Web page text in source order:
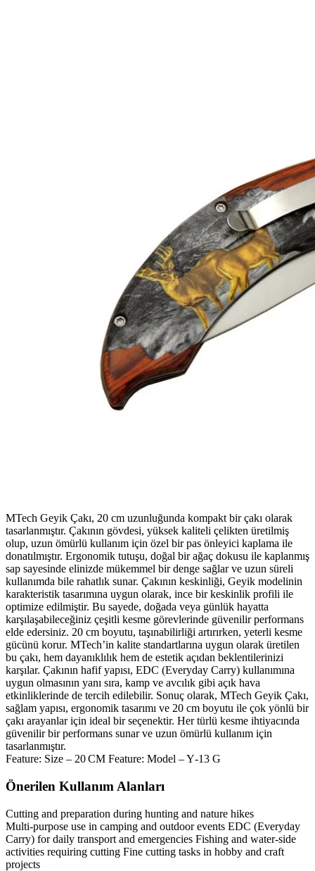
MTech Geyik Çakı, 20 cm uzunluğunda kompakt bir çakı olarak
tasarlanmıştır. Çakının gövdesi, yüksek kaliteli çelikten üretilmiş
olup, uzun ömürlü kullanım için özel bir pas önleyici kaplama ile
donatılmıştır. Ergonomik tutuşu, doğal bir ağaç dokusu ile kaplanmış
sap sayesinde elinizde mükemmel bir denge sağlar ve uzun süreli
kullanımda bile rahatlık sunar. Çakının keskinliği, Geyik modelinin
karakteristik tasarımına uygun olarak, ince bir keskinlik profili ile
optimize edilmiştir. Bu sayede, doğada veya günlük hayatta
karşılaşabileceğiniz çeşitli kesme görevlerinde güvenilir performans
elde edersiniz. 20 cm boyutu, taşınabilirliği artırırken, yeterli kesme
gücünü korur. MTech’in kalite standartlarına uygun olarak üretilen
bu çakı, hem dayanıklılık hem de estetik açıdan beklentilerinizi
karşılar. Çakının hafif yapısı, EDC (Everyday Carry) kullanımına
uygun olmasının yanı sıra, kamp ve avcılık gibi açık hava
etkinliklerinde de tercih edilebilir. Sonuç olarak, MTech Geyik Çakı,
sağlam yapısı, ergonomik tasarımı ve 20 cm boyutu ile çok yönlü bir
çakı arayanlar için ideal bir seçenektir. Her türlü kesme ihtiyacında
güvenilir bir performans sunar ve uzun ömürlü kullanım için
tasarlanmıştır.
Feature: Size – 20 CM Feature: Model – Y‑13 G
Önerilen Kullanım Alanları
Cutting and preparation during hunting and nature hikes
Multi‑purpose use in camping and outdoor events EDC (Everyday
Carry) for daily transport and emergencies Fishing and water‑side
activities requiring cutting Fine cutting tasks in hobby and craft
projects